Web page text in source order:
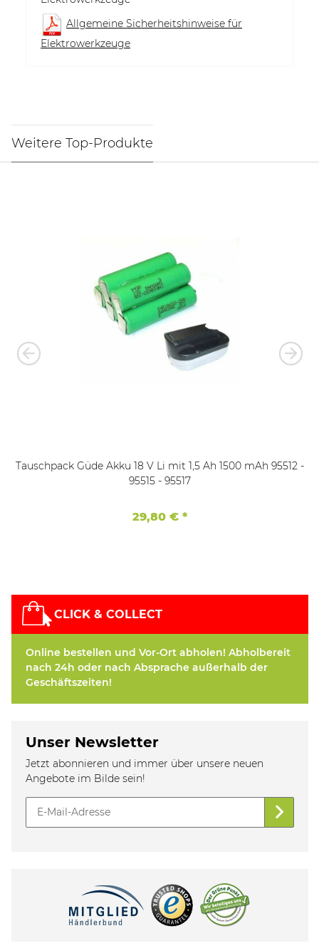
Allgemeine Sicherheitshinweise für
Elektrowerkzeuge
Weitere Top-Produkte
Tauschpack Güde Akku 18 V Li mit 1,5 Ah 1500 mAh 95512 -
95515 - 95517
29,80 € *
CLICK & COLLECT
Online bestellen und Vor-Ort abholen! Abholbereit
nach 24h oder nach Absprache außerhalb der
Geschäftszeiten!
Unser Newsletter
Jetzt abonnieren und immer über unsere neuen
Angebote im Bilde sein!